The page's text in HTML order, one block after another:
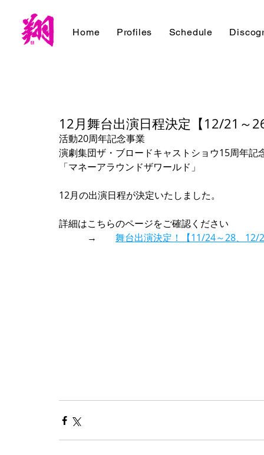
Home Profiles Schedule
12月舞台出演日程決定【12/21～
活動20周年記念事業
演劇集団ザ・ブロードキャストショウ15周年記
「マネーアラウンドザワールド」
12月の出演日程が決定いたしました。
詳細はこちらのページをご確認ください
→ 舞台出演決定！【11/24～28、12/